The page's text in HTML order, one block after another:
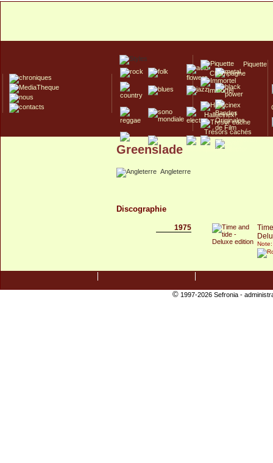
Piquette
Champagne
Immortel
Hallucinex!
Trésors cachés
Culte/Collector
Greenslade
Angleterre
Discographie
1975
©1997-2026 Sefronia -